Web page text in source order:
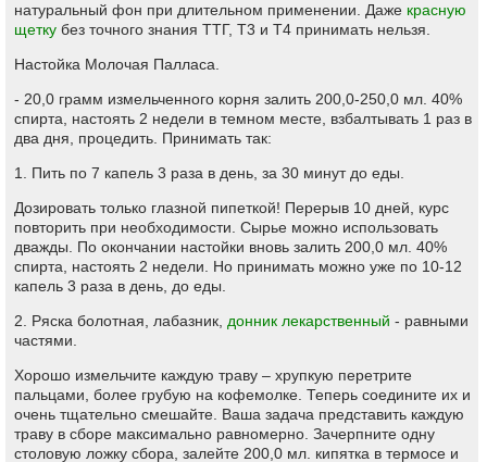
натуральный фон при длительном применении. Даже красную
щетку без точного знания ТТГ, Т3 и Т4 принимать нельзя.
Настойка Молочая Палласа.
- 20,0 грамм измельченного корня залить 200,0-250,0 мл. 40%
спирта, настоять 2 недели в темном месте, взбалтывать 1 раз в
два дня, процедить. Принимать так:
1. Пить по 7 капель 3 раза в день, за 30 минут до еды.
Дозировать только глазной пипеткой! Перерыв 10 дней, курс
повторить при необходимости. Сырье можно использовать
дважды. По окончании настойки вновь залить 200,0 мл. 40%
спирта, настоять 2 недели. Но принимать можно уже по 10-12
капель 3 раза в день, до еды.
2. Ряска болотная, лабазник, донник лекарственный - равными
частями.
Хорошо измельчите каждую траву – хрупкую перетрите
пальцами, более грубую на кофемолке. Теперь соедините их и
очень тщательно смешайте. Ваша задача представить каждую
траву в сборе максимально равномерно. Зачерпните одну
столовую ложку сбора, залейте 200,0 мл. кипятка в термосе и